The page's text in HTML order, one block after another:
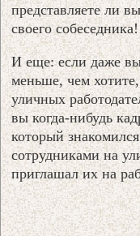
представляете ли
своего собеседника!
И еще: если даже вы
меньше, чем
уличных
вы когда-нибудь
который
сотрудниками на
приглашал их на